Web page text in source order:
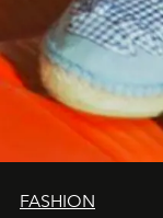
FASHION